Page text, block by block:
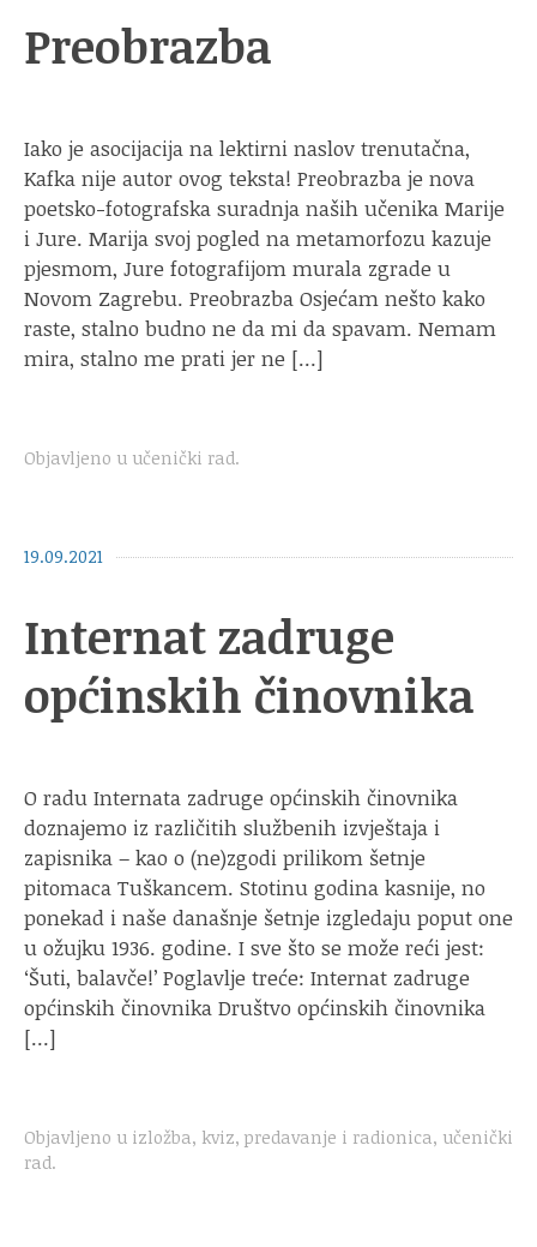
Preobrazba
Iako je asocijacija na lektirni naslov trenutačna,
Kafka nije autor ovog teksta! Preobrazba je nova
poetsko-fotografska suradnja naših učenika Marije
i Jure. Marija svoj pogled na metamorfozu kazuje
pjesmom, Jure fotografijom murala zgrade u
Novom Zagrebu. Preobrazba Osjećam nešto kako
raste, stalno budno ne da mi da spavam. Nemam
mira, stalno me prati jer ne […]
Objavljeno u učenički rad.
19.09.2021
Internat zadruge
općinskih činovnika
O radu Internata zadruge općinskih činovnika
doznajemo iz različitih službenih izvještaja i
zapisnika – kao o (ne)zgodi prilikom šetnje
pitomaca Tuškancem. Stotinu godina kasnije, no
ponekad i naše današnje šetnje izgledaju poput one
u ožujku 1936. godine. I sve što se može reći jest:
‘Šuti, balavče!’ Poglavlje treće: Internat zadruge
općinskih činovnika Društvo općinskih činovnika
[…]
Objavljeno u izložba, kviz, predavanje i radionica, učenički
rad.